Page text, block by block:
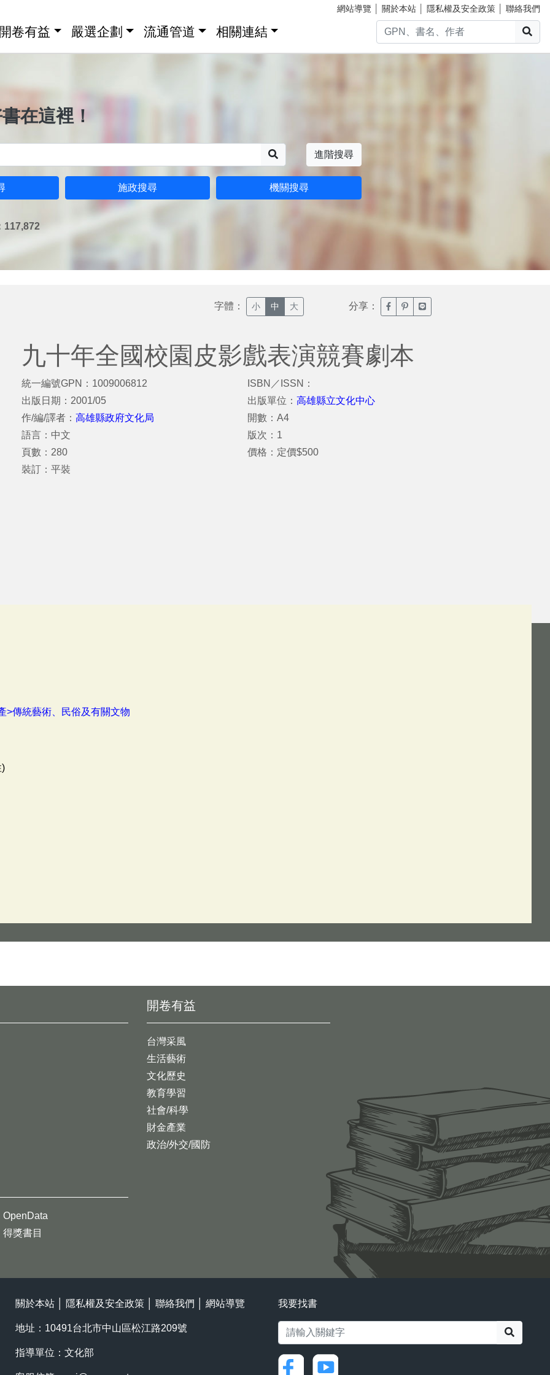
網站導覽 關於本站 隱私權及安全政策 聯絡我們
卷有益 嚴選企劃 流通管道 相關連結
在這裡！
進階搜尋
施政搜尋 機關搜尋
117,872
字體： 小 中 大 分享： 臉書分享(另開新視窗)
噗浪分享(另開新視窗)
Line分享(另開新視窗)
九十年全國校園皮影戲表演競賽劇本
統一編號GPN：1009006812
出版日期：2001/05
作/編/譯者： 高雄縣政府文化局
語言：中文
頁數：280
裝訂：平裝
ISBN／ISSN：
出版單位：高雄縣立文化中心
開數：A4
版次：1
價格：定價$500
>傳統藝術、民俗及有關文物
開卷有益
台灣采風
生活藝術
文化歷史
教育學習
社會/科學
財金產業
政治/外交/國防
OpenData
得獎書目
關於本站 隱私權及安全政策 聯絡我們 網站導覽
地址：10491台北市中山區松江路209號
指導單位：文化部
我要找書